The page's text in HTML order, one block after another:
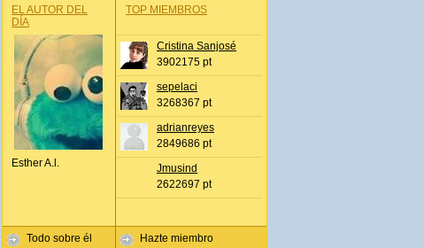
EL AUTOR DEL
DÍA
Esther A.l.
Todo sobre él
TOP MIEMBROS
Cristina Sanjosé
3902175 pt
sepelaci
3268367 pt
adrianreyes
2849686 pt
Jmusind
2622697 pt
Hazte miembro